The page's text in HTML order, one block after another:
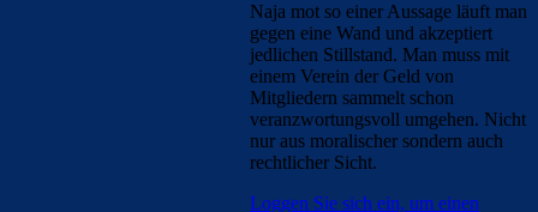
Naja mot so einer Aussage läuft man
gegen eine Wand und akzeptiert
jedlichen Stillstand. Man muss mit
einem Verein der Geld von
Mitgliedern sammelt schon
veranzwortungsvoll umgehen. Nicht
nur aus moralischer sondern auch
rechtlicher Sicht.
Loggen Sie sich ein, um einen